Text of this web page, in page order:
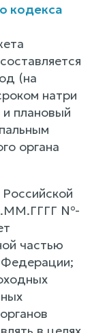
кодекса
(на
натри
плановый
органа
№-
частью